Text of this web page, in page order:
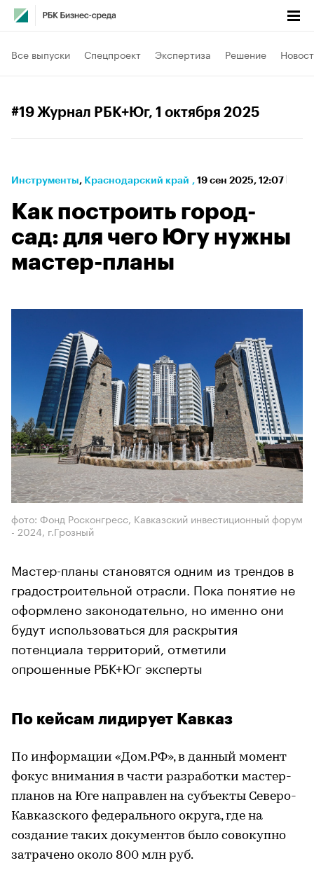
Все выпуски Спецпроект Экспертиза Решение
#19 Журнал РБК+Юг, 1 октября 2025
Инструменты⁠, Краснодарский край , 19 сен 2025, 12:07
Как построить город-
сад: для чего Югу нужны
мастер-планы
фото: Фонд Росконгресс, Кавказский инвестиционный форум
- 2024, г.Грозный
Мастер-планы становятся одним из трендов в
градостроительной отрасли. Пока понятие не
оформлено законодательно, но именно они
будут использоваться для раскрытия
потенциала территорий, отметили
опрошенные РБК+Юг эксперты
По кейсам лидирует Кавказ
По информации «Дом.РФ», в данный момент
фокус внимания в части разработки мастер-
планов на Юге направлен на субъекты Северо-
Кавказского федерального округа, где на
создание таких документов было совокупно
затрачено около 800 млн руб.